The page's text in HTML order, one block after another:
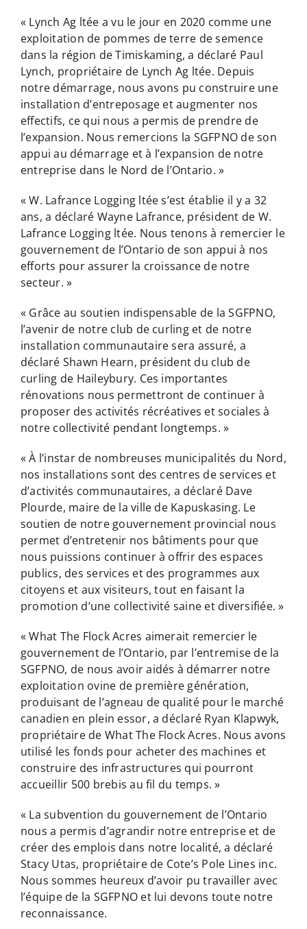
« Lynch Ag ltée a vu le jour en 2020 comme une
exploitation de pommes de terre de semence
dans la région de Timiskaming, a déclaré Paul
Lynch, propriétaire de Lynch Ag ltée. Depuis
notre démarrage, nous avons pu construire une
installation d’entreposage et augmenter nos
effectifs, ce qui nous a permis de prendre de
l’expansion. Nous remercions la SGFPNO de son
appui au démarrage et à l’expansion de notre
entreprise dans le Nord de l’Ontario. »
« W. Lafrance Logging ltée s’est établie il y a 32
ans, a déclaré Wayne Lafrance, président de W.
Lafrance Logging ltée. Nous tenons à remercier le
gouvernement de l’Ontario de son appui à nos
efforts pour assurer la croissance de notre
secteur. »
« Grâce au soutien indispensable de la SGFPNO,
l’avenir de notre club de curling et de notre
installation communautaire sera assuré, a
déclaré Shawn Hearn, président du club de
curling de Haileybury. Ces importantes
rénovations nous permettront de continuer à
proposer des activités récréatives et sociales à
notre collectivité pendant longtemps. »
« À l’instar de nombreuses municipalités du Nord,
nos installations sont des centres de services et
d’activités communautaires, a déclaré Dave
Plourde, maire de la ville de Kapuskasing. Le
soutien de notre gouvernement provincial nous
permet d’entretenir nos bâtiments pour que
nous puissions continuer à offrir des espaces
publics, des services et des programmes aux
citoyens et aux visiteurs, tout en faisant la
promotion d’une collectivité saine et diversifiée. »
« What The Flock Acres aimerait remercier le
gouvernement de l’Ontario, par l’entremise de la
SGFPNO, de nous avoir aidés à démarrer notre
exploitation ovine de première génération,
produisant de l’agneau de qualité pour le marché
canadien en plein essor, a déclaré Ryan Klapwyk,
propriétaire de What The Flock Acres. Nous avons
utilisé les fonds pour acheter des machines et
construire des infrastructures qui pourront
accueillir 500 brebis au fil du temps. »
« La subvention du gouvernement de l’Ontario
nous a permis d’agrandir notre entreprise et de
créer des emplois dans notre localité, a déclaré
Stacy Utas, propriétaire de Cote’s Pole Lines inc.
Nous sommes heureux d’avoir pu travailler avec
l’équipe de la SGFPNO et lui devons toute notre
reconnaissance.